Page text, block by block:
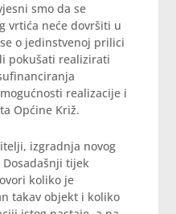
smo da se
vrtića neće dovršiti u
o jedinstvenoj prilici
pokušati realizirati
realizacije i
Općine Križ.
izgradnja novog
tijek
koliko je
takav objekt i koliko